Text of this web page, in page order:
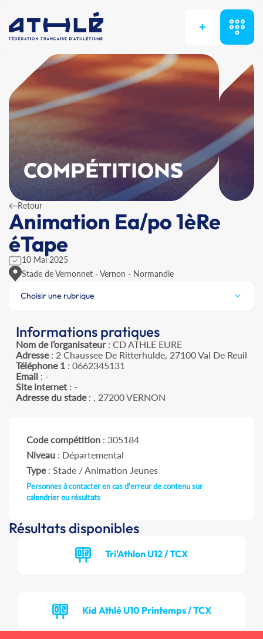
+
COMPÉTITIONS
Retour
Animation Ea/po 1èRe
éTape
10 Mai 2025
Stade de Vernonnet - Vernon - Normandie
Choisir une rubrique
Informations pratiques
Nom de l’organisateur: CD ATHLE EURE
Adresse: 2 Chaussee De Ritterhulde, 27100 Val De Reuil
Téléphone 1 : 0662345131
Email : -
Site internet : -
Adresse du stade: , 27200 VERNON
Code compétition : 305184
Niveau : Départemental
Type: Stade / Animation Jeunes
Personnes à contacter en cas d'erreur de contenu sur
calendrier ou résultats
Résultats disponibles
Tri'Athlon U12 / TCX
Kid Athlé U10 Printemps / TCX